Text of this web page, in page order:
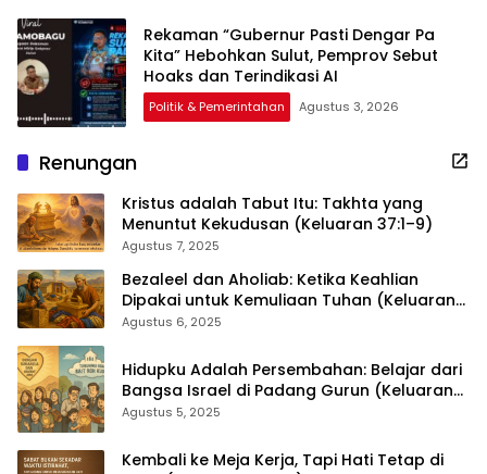
Rekaman “Gubernur Pasti Dengar Pa
Kita” Hebohkan Sulut, Pemprov Sebut
Hoaks dan Terindikasi AI
Politik & Pemerintahan Agustus 3, 2026
Renungan
Kristus adalah Tabut Itu: Takhta yang
Menuntut Kekudusan (Keluaran 37:1–9)
Agustus 7, 2025
Bezaleel dan Aholiab: Ketika Keahlian
Dipakai untuk Kemuliaan Tuhan (Keluaran
36:1–7)
Agustus 6, 2025
Hidupku Adalah Persembahan: Belajar dari
Bangsa Israel di Padang Gurun (Keluaran
35:4–29)
Agustus 5, 2025
Kembali ke Meja Kerja, Tapi Hati Tetap di